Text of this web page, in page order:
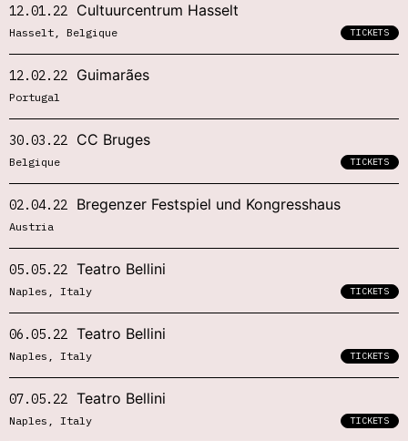
12.01.22 Cultuurcentrum Hasselt
Hasselt, Belgique TICKETS
12.02.22 Guimarães
Portugal
30.03.22 CC Bruges
Belgique TICKETS
02.04.22 Bregenzer Festspiel und Kongresshaus
Austria
05.05.22 Teatro Bellini
Naples, Italy TICKETS
06.05.22 Teatro Bellini
Naples, Italy TICKETS
07.05.22 Teatro Bellini
Naples, Italy TICKETS